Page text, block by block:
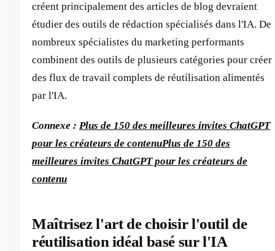
créent principalement des articles de blog devraient
étudier des outils de rédaction spécialisés dans l'IA. De
nombreux spécialistes du marketing performants
combinent des outils de plusieurs catégories pour créer
des flux de travail complets de réutilisation alimentés
par l'IA.
Connexe : Plus de 150 des meilleures invites ChatGPT
pour les créateurs de contenuPlus de 150 des
meilleures invites ChatGPT pour les créateurs de
contenu
Maîtrisez l'art de choisir l'outil de
réutilisation idéal basé sur l'IA